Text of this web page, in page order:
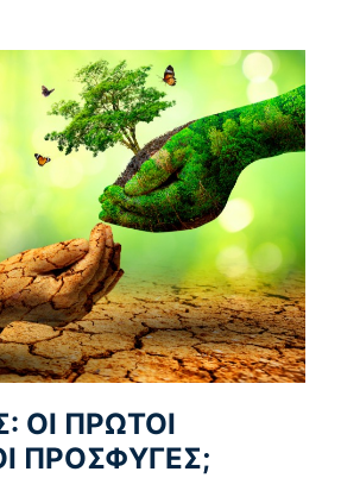
ΟΙ ΠΡΩΤΟΙ
ΠΡΟΣΦΥΓΕΣ;